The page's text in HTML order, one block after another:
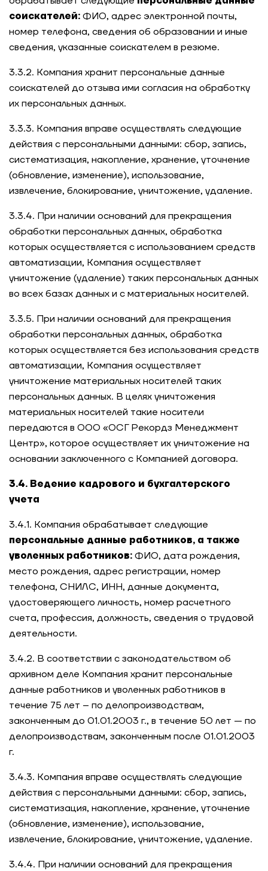
соискателей: ФИО, адрес электронной почты,
номер телефона, сведения об образовании и иные
сведения, указанные соискателем в резюме.
3.3.2. Компания хранит персональные данные
соискателей до отзыва ими согласия на обработку
их персональных данных.
3.3.3. Компания вправе осуществлять следующие
действия с персональными данными: сбор, запись,
систематизация, накопление, хранение, уточнение
(обновление, изменение), использование,
извлечение, блокирование, уничтожение, удаление.
3.3.4. При наличии оснований для прекращения
обработки персональных данных, обработка
которых осуществляется с использованием средств
автоматизации, Компания осуществляет
уничтожение (удаление) таких персональных данных
во всех базах данных и с материальных носителей.
3.3.5. При наличии оснований для прекращения
обработки персональных данных, обработка
которых осуществляется без использования средств
автоматизации, Компания осуществляет
уничтожение материальных носителей таких
персональных данных. В целях уничтожения
материальных носителей такие носители
передаются в ООО «ОСГ Рекордз Менеджмент
Центр», которое осуществляет их уничтожение на
основании заключенного с Компанией договора.
3.4. Ведение кадрового и бухгалтерского
учета
3.4.1. Компания обрабатывает следующие
персональные данные работников, а также
уволенных работников: ФИО, дата рождения,
место рождения, адрес регистрации, номер
телефона, СНИЛС, ИНН, данные документа,
удостоверяющего личность, номер расчетного
счета, профессия, должность, сведения о трудовой
деятельности.
3.4.2. В соответствии с законодательством об
архивном деле Компания хранит персональные
данные работников и уволенных работников в
течение 75 лет – по делопроизводствам,
законченным до 01.01.2003 г., в течение 50 лет — по
делопроизводствам, законченным после 01.01.2003
г.
3.4.3. Компания вправе осуществлять следующие
действия с персональными данными: сбор, запись,
систематизация, накопление, хранение, уточнение
(обновление, изменение), использование,
извлечение, блокирование, уничтожение, удаление.
3.4.4. При наличии оснований для прекращения